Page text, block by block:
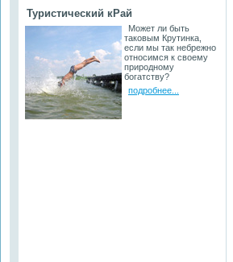
Туристический кРай
Может ли быть
таковым Крутинка,
если мы так небрежно
относимся к своему
природному
богатству?
подробнее...